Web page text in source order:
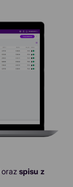
oraz spisu z